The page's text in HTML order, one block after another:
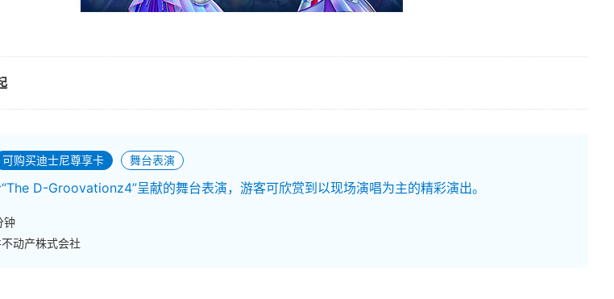
可购买迪士尼尊享卡 舞台表演
D-Groovationz4”呈献的舞台表演，游客可欣赏到以现场演唱为主的精彩演出。
钟
动产株式会社